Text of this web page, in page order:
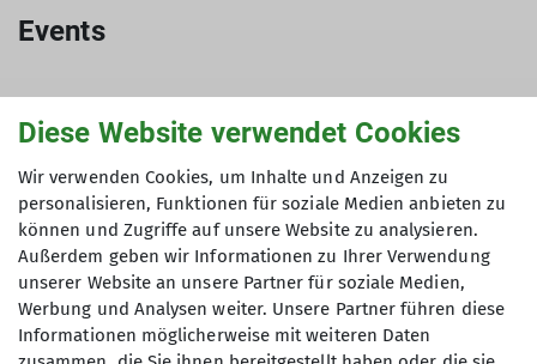
Events
Bergtour im Kaisergebirge - Wilder
und Zahmer Kaiser
05.09.2026
Kondition
Technik
Status
ausgebucht
Diese Website verwendet Cookies
Wir verwenden Cookies, um Inhalte und Anzeigen zu
personalisieren, Funktionen für soziale Medien anbieten zu
können und Zugriffe auf unsere Website zu analysieren.
Außerdem geben wir Informationen zu Ihrer Verwendung
unserer Website an unsere Partner für soziale Medien,
Werbung und Analysen weiter. Unsere Partner führen diese
Informationen möglicherweise mit weiteren Daten